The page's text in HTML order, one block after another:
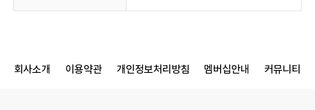
회사소개 이용약관 개인정보처리방침 멤버십안내 커뮤니티